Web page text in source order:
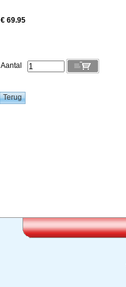
€ 69.95
Aantal